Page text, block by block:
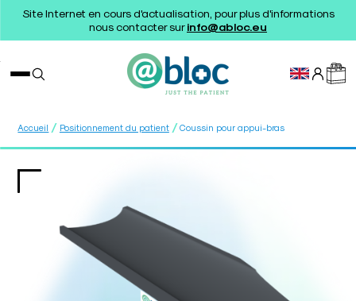
Site Internet en cours d'actualisation, pour plus d'informations
nous contacter surinfo@abloc.eu
Accueil / Positionnement du patient / Coussin pour appui-bras